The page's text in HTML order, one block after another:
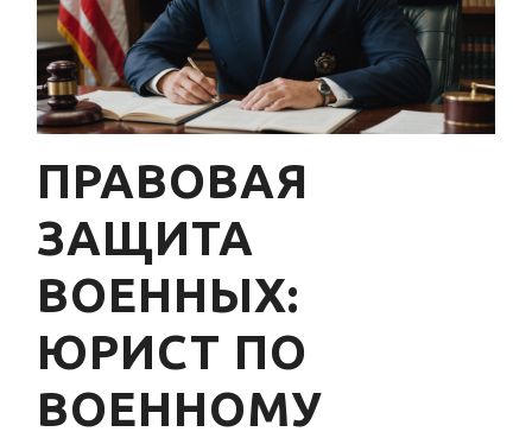
ПРАВОВАЯ
ЗАЩИТА
ВОЕННЫХ:
ЮРИСТ ПО
ВОЕННОМУ